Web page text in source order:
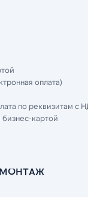
оплата)
по реквизитам с
картой